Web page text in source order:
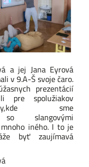
a jej Jana Eyrová
v 9.A-Š svoje čaro.
prezentácií
pre spolužiakov
sme
so slangovými
iného. I to je
byť zaujímavá